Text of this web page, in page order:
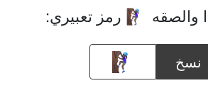
والصقه 🧗🏿‍♀️ رمز تعبيري:
نسخ